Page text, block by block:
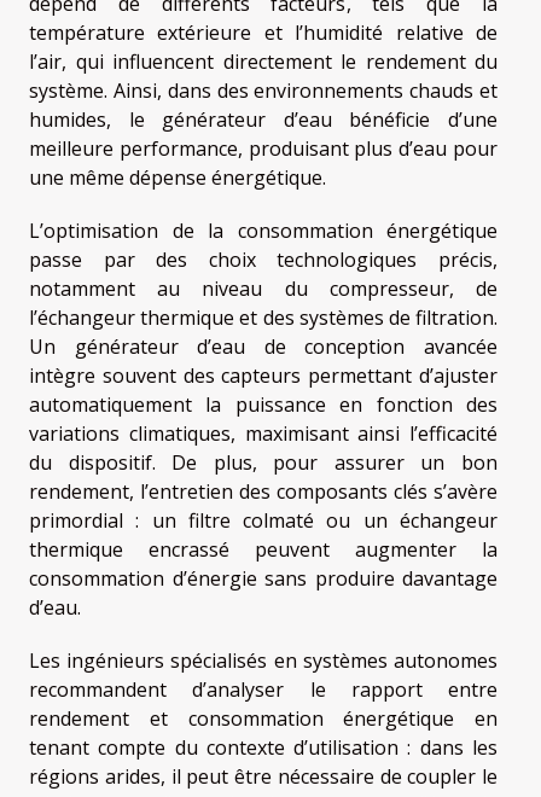
température extérieure et l’humidité relative de
l’air, qui influencent directement le rendement du
système. Ainsi, dans des environnements chauds et
humides, le générateur d’eau bénéficie d’une
meilleure performance, produisant plus d’eau pour
une même dépense énergétique.
L’optimisation de la consommation énergétique
passe par des choix technologiques précis,
notamment au niveau du compresseur, de
l’échangeur thermique et des systèmes de filtration.
Un générateur d’eau de conception avancée
intègre souvent des capteurs permettant d’ajuster
automatiquement la puissance en fonction des
variations climatiques, maximisant ainsi l’efficacité
du dispositif. De plus, pour assurer un bon
rendement, l’entretien des composants clés s’avère
primordial : un filtre colmaté ou un échangeur
thermique encrassé peuvent augmenter la
consommation d’énergie sans produire davantage
d’eau.
Les ingénieurs spécialisés en systèmes autonomes
recommandent d’analyser le rapport entre
rendement et consommation énergétique en
tenant compte du contexte d’utilisation : dans les
régions arides, il peut être nécessaire de coupler le